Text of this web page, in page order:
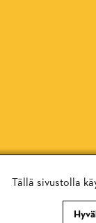
Tällä sivustolla